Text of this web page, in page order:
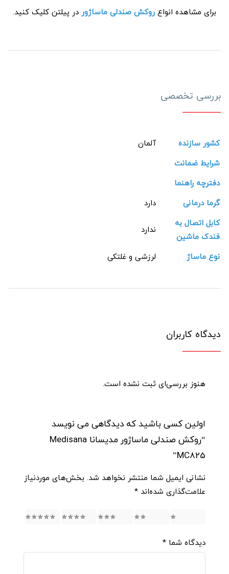
برای مشاهده انواع روکش صندلی ماساژور در پیلتن کلیک کنید.
بررسی تخصصی
کشور سازنده
آلمان
شرایط ضمانت
دفترچه راهنما
گرما درمانی
دارد
کابل اتصال به
فندک ماشین
ندارد
نوع ماساژ لرزشی و غلتکی
دیدگاه کاربران
هنوز بررسی‌ای ثبت نشده است.
اولین کسی باشید که دیدگاهی می نویسد
“روکش صندلی ماساژور مدیسانا Medisana
MC825”
نشانی ایمیل شما منتشر نخواهد شد. بخش‌های موردنیاز
علامت‌گذاری شده‌اند *
5
دیدگاه شما *